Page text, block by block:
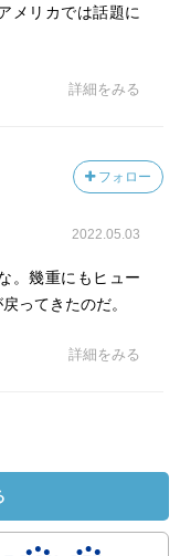
思う時、私はキャ
に魅了されるので
メリカでは話題に
詳細をみる
フォロー
2022.05.03
。幾重にもヒュー
ってきたのだ。
詳細をみる